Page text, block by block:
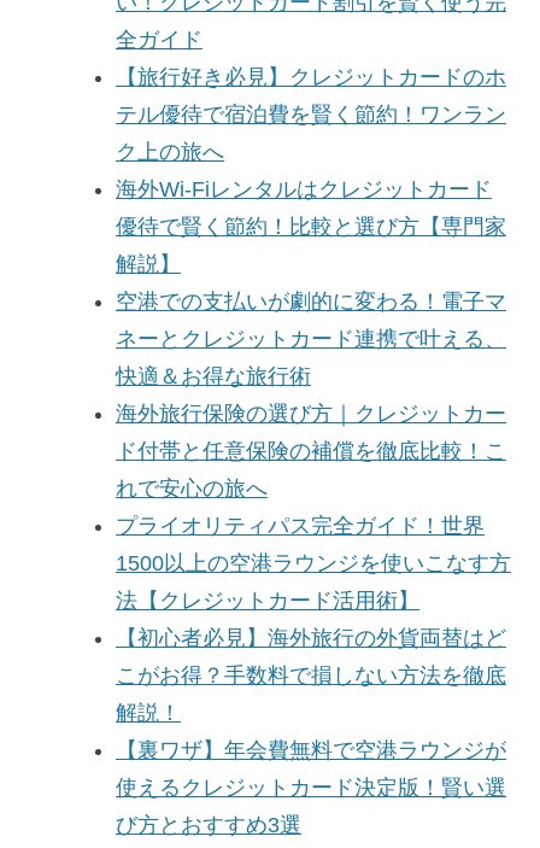
全ガイド
【旅行好き必見】クレジットカードのホ
テル優待で宿泊費を賢く節約！ワンラン
ク上の旅へ
海外Wi-Fiレンタルはクレジットカード
優待で賢く節約！比較と選び方【専門家
解説】
空港での支払いが劇的に変わる！電子マ
ネーとクレジットカード連携で叶える、
快適＆お得な旅行術
海外旅行保険の選び方｜クレジットカー
ド付帯と任意保険の補償を徹底比較！こ
れで安心の旅へ
プライオリティパス完全ガイド！世界
1500以上の空港ラウンジを使いこなす方
法【クレジットカード活用術】
【初心者必見】海外旅行の外貨両替はど
こがお得？手数料で損しない方法を徹底
解説！
【裏ワザ】年会費無料で空港ラウンジが
使えるクレジットカード決定版！賢い選
び方とおすすめ3選